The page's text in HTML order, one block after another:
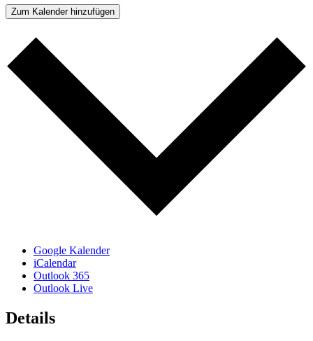
Zum Kalender hinzufügen
Google Kalender
iCalendar
Outlook 365
Outlook Live
Details